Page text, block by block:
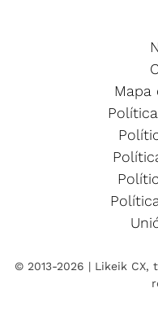
Mapa
© 2013-2026 | Likeik CX,